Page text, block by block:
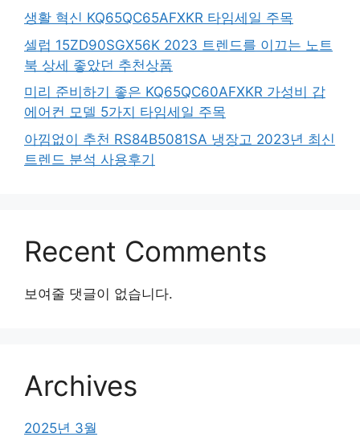
생활 혁신 KQ65QC65AFXKR 타임세일 주목
셀럽 15ZD90SGX56K 2023 트렌드를 이끄는 노트
북 상세 좋았던 추천상품
미리 준비하기 좋은 KQ65QC60AFXKR 가성비 갑
에어컨 모델 5가지 타임세일 주목
아낌없이 추천 RS84B5081SA 냉장고 2023년 최신
트렌드 분석 사용후기
Recent Comments
보여줄 댓글이 없습니다.
Archives
2025년 3월